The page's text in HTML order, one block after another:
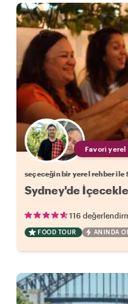
Favori yerel
seçeceğin bir yerel rehber ile
Sydney'de
116
FOOD TOUR ANINDA